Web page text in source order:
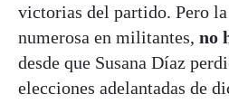
victorias del partido. Pero
numerosa en militantes, no
desde que Susana Díaz
elecciones adelantadas de